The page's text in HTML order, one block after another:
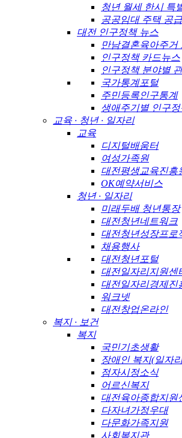
청년 월세 한시 특
공공임대 주택 공
대전 인구정책 뉴스
만남결혼육아주거
인구정책 카드뉴스
인구정책 분야별
국가통계포털
주민등록인구통계
생애주기별 인구정
교육 · 청년 · 일자리
교육
디지털배움터
여성가족원
대전평생교육진흥
OK예약서비스
청년 · 일자리
미래두배 청년통장
대전청년네트워크
대전청년성장프로
채용행사
대전청년포털
대전일자리지원센
대전일자리경제진
워크넷
대전창업온라인
복지 · 보건
복지
국민기초생활
장애인 복지(일자
점자시정소식
어르신복지
대전육아종합지원
다자녀가정우대
다문화가족지원
사회복지관